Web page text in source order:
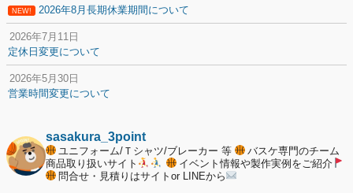
NEW! 2026年8月長期休業期間について
2026年7月11日
定休日変更について
2026年5月30日
営業時間変更について
納期遅延について
2025年12月11日
年末年始の休業期間について
sasakura_3point
ユニフォーム/Ｔシャツ/ブレーカー 等
バスケ専門のチーム
商品取り扱いサイト
イベント情報や製作実例をご紹介
問合せ・見積りはサイトor LINEから